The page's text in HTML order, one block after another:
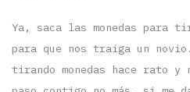
Ya, saca las monedas para
para que nos traiga un
tirando monedas hace rato y